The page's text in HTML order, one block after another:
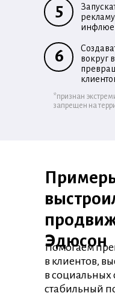
*признан
запрещен на
5
вокруг
6
Эдюсон
Помогаем
в клиентов,
в социальных
стабильный